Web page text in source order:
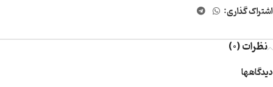
اشتراک گذاری:
نظرات (0)
دیدگاهها